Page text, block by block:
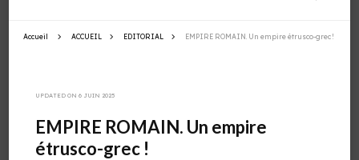
Accueil ACCUEIL EDITORIAL EMPIRE ROMAIN. Un empire étrusco-grec !
UPDATED ON 6 JUIN 2025
EMPIRE ROMAIN. Un empire
étrusco-grec !